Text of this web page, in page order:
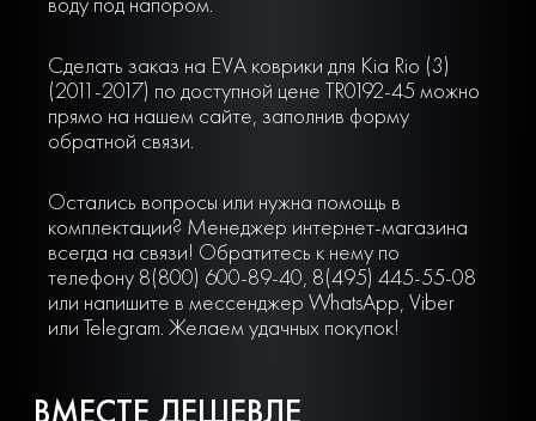
Сделать заказ на EVA коврики для Kia Rio (3)
(2011-2017) по доступной цене TR0192-45 можно
прямо на нашем сайте, заполнив форму
обратной связи.
Остались вопросы или нужна помощь в
комплектации? Менеджер интернет-магазина
всегда на связи! Обратитесь к нему по
телефону 8(800) 600-89-40, 8(495) 445-55-08
или напишите в мессенджер WhatsApp, Viber
или Telegram. Желаем удачных покупок!